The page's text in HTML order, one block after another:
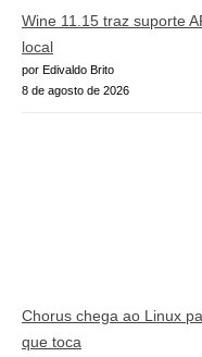
Wine 11.15 traz suporte
local
por Edivaldo Brito
8 de agosto de 2026
Chorus chega ao Linux
que toca